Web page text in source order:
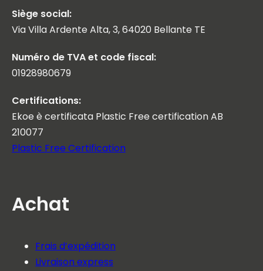
Siège social:
Via Villa Ardente Alta, 3, 64020 Bellante TE
Numéro de TVA et code fiscal:
01928980679
Certifications:
Ekoe è certificata Plastic Free certification AB
210077
Plastic Free Certification
Achat
Frais d’expédition
Livraison express